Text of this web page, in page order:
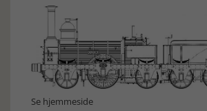
Se hjemmeside